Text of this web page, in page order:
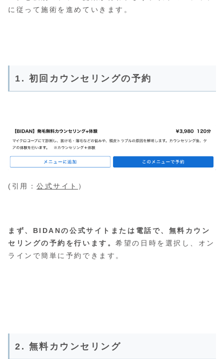
に従って施術を進めていきます。
1. 初回カウンセリングの予約
(引用：公式サイト ）
まず、BIDANの公式サイトまたは電話で、無料カウン
セリングの予約を行います。希望の日時を選択し、オン
ラインで簡単に予約できます。
2. 無料カウンセリング